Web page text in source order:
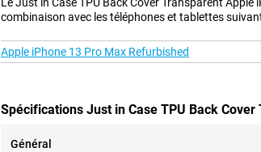
combinaison avec les téléphones et tablettes
Apple iPhone 13 Pro Max Refurbished
Spécifications Just in Case TPU Back
Général